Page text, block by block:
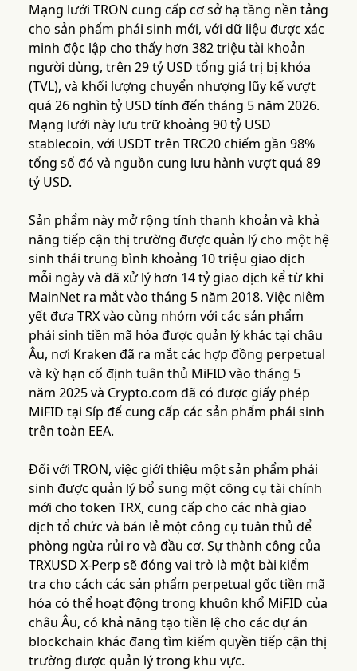
Mạng lưới TRON cung cấp cơ sở hạ tầng nền tảng
cho sản phẩm phái sinh mới, với dữ liệu được xác
minh độc lập cho thấy hơn 382 triệu tài khoản
người dùng, trên 29 tỷ USD tổng giá trị bị khóa
(TVL), và khối lượng chuyển nhượng lũy kế vượt
quá 26 nghìn tỷ USD tính đến tháng 5 năm 2026.
Mạng lưới này lưu trữ khoảng 90 tỷ USD
stablecoin, với USDT trên TRC20 chiếm gần 98%
tổng số đó và nguồn cung lưu hành vượt quá 89
tỷ USD.
Sản phẩm này mở rộng tính thanh khoản và khả
năng tiếp cận thị trường được quản lý cho một hệ
sinh thái trung bình khoảng 10 triệu giao dịch
mỗi ngày và đã xử lý hơn 14 tỷ giao dịch kể từ khi
MainNet ra mắt vào tháng 5 năm 2018. Việc niêm
yết đưa TRX vào cùng nhóm với các sản phẩm
phái sinh tiền mã hóa được quản lý khác tại châu
Âu, nơi Kraken đã ra mắt các hợp đồng perpetual
và kỳ hạn cố định tuân thủ MiFID vào tháng 5
năm 2025 và Crypto.com đã có được giấy phép
MiFID tại Síp để cung cấp các sản phẩm phái sinh
trên toàn EEA.
Đối với TRON, việc giới thiệu một sản phẩm phái
sinh được quản lý bổ sung một công cụ tài chính
mới cho token TRX, cung cấp cho các nhà giao
dịch tổ chức và bán lẻ một công cụ tuân thủ để
phòng ngừa rủi ro và đầu cơ. Sự thành công của
TRXUSD X-Perp sẽ đóng vai trò là một bài kiểm
tra cho cách các sản phẩm perpetual gốc tiền mã
hóa có thể hoạt động trong khuôn khổ MiFID của
châu Âu, có khả năng tạo tiền lệ cho các dự án
blockchain khác đang tìm kiếm quyền tiếp cận thị
trường được quản lý trong khu vực.